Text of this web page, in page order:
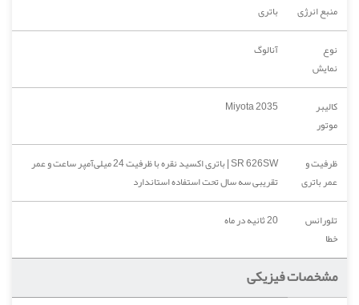
منبع انرژی
باتری
نوع
نمایش
آنالوگ
کالیبر
موتور
Miyota 2035
ظرفیت و
عمر باتری
SR 626SW | باتری اکسید نقره با ظرفیت 24 میلی‌آمپر ساعت و عمر
تقریبی سه سال تحت استفاده استاندارد
تلورانس
خطا
20 ثانیه در ماه
مشخصات فیزیکی